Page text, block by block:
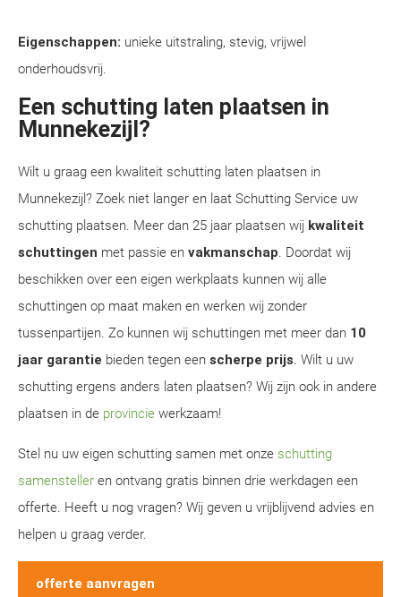
Eigenschappen: unieke uitstraling, stevig, vrijwel
onderhoudsvrij.
Een schutting laten plaatsen in
Munnekezijl?
Wilt u graag een kwaliteit schutting laten plaatsen in
Munnekezijl? Zoek niet langer en laat Schutting Service uw
schutting plaatsen. Meer dan 25 jaar plaatsen wij kwaliteit
schuttingen met passie en vakmanschap. Doordat wij
beschikken over een eigen werkplaats kunnen wij alle
schuttingen op maat maken en werken wij zonder
tussenpartijen. Zo kunnen wij schuttingen met meer dan 10
jaar garantie bieden tegen een scherpe prijs. Wilt u uw
schutting ergens anders laten plaatsen? Wij zijn ook in andere
plaatsen in de provincie werkzaam!
Stel nu uw eigen schutting samen met onze schutting
samensteller en ontvang gratis binnen drie werkdagen een
offerte. Heeft u nog vragen? Wij geven u vrijblijvend advies en
helpen u graag verder.
offerte aanvragen